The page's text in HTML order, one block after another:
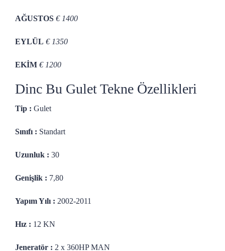
AĞUSTOS € 1400
EYLÜL € 1350
EKİM € 1200
Dinc Bu Gulet Tekne Özellikleri
Tip : Gulet
Sınıfı : Standart
Uzunluk : 30
Genişlik : 7,80
Yapım Yılı : 2002-2011
Hız : 12 KN
Jeneratör : 2 x 360HP MAN